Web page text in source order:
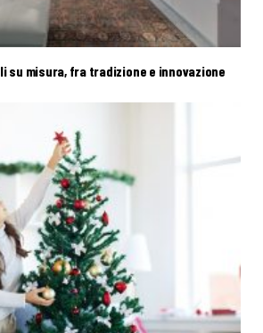
su misura, fra tradizione e innovazione